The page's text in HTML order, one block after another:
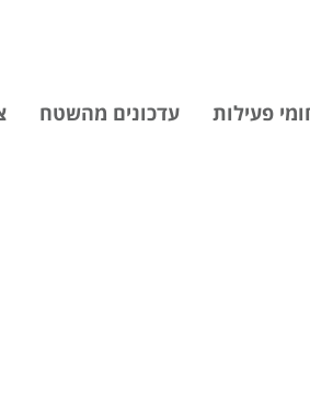
פעילות עדכונים מהשטח